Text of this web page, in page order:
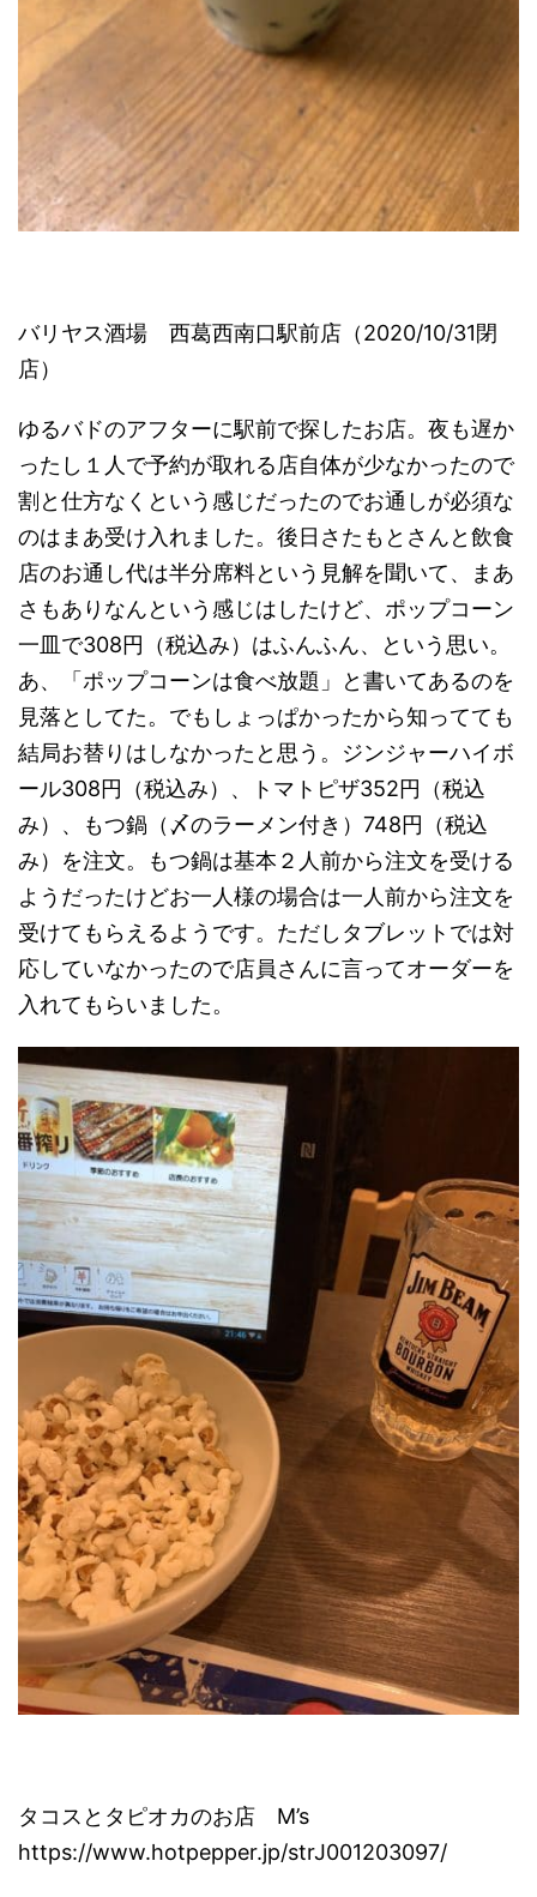
バリヤス酒場 西葛西南口駅前店（2020/10/31閉
店）
ゆるバドのアフターに駅前で探したお店。夜も遅か
ったし１人で予約が取れる店自体が少なかったので
割と仕方なくという感じだったのでお通しが必須な
のはまあ受け入れました。後日さたもとさんと飲食
店のお通し代は半分席料という見解を聞いて、まあ
さもありなんという感じはしたけど、ポップコーン
一皿で308円（税込み）はふんふん、という思い。
あ、「ポップコーンは食べ放題」と書いてあるのを
見落としてた。でもしょっぱかったから知ってても
結局お替りはしなかったと思う。ジンジャーハイボ
ール308円（税込み）、トマトピザ352円（税込
み）、もつ鍋（〆のラーメン付き）748円（税込
み）を注文。もつ鍋は基本２人前から注文を受ける
ようだったけどお一人様の場合は一人前から注文を
受けてもらえるようです。ただしタブレットでは対
応していなかったので店員さんに言ってオーダーを
入れてもらいました。
タコスとタピオカのお店 M’s
https://www.hotpepper.jp/strJ001203097/